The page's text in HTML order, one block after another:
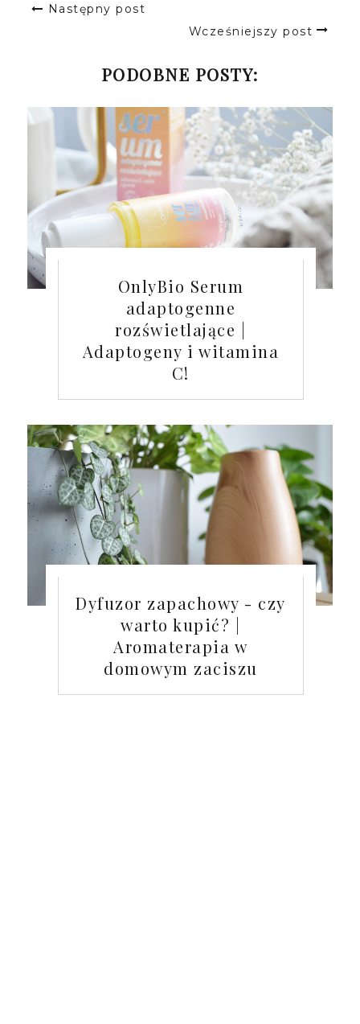
Następny post
Wcześniejszy post
PODOBNE POSTY:
OnlyBio Serum
adaptogenne
rozświetlające |
Adaptogeny i witamina
C!
Dyfuzor zapachowy - czy
warto kupić? |
Aromaterapia w
domowym zaciszu